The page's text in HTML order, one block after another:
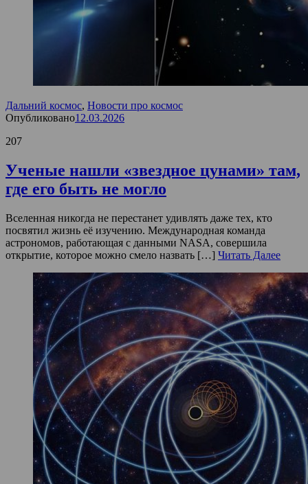
Дальний космос, Новости про космос
Опубликовано12.03.2026
207
Ученые нашли «звездное цунами» там,
где его быть не могло
Вселенная никогда не перестанет удивлять даже тех, кто
посвятил жизнь её изучению. Международная команда
астрономов, работающая с данными NASA, совершила
открытие, которое можно смело назвать […] Читать Далее